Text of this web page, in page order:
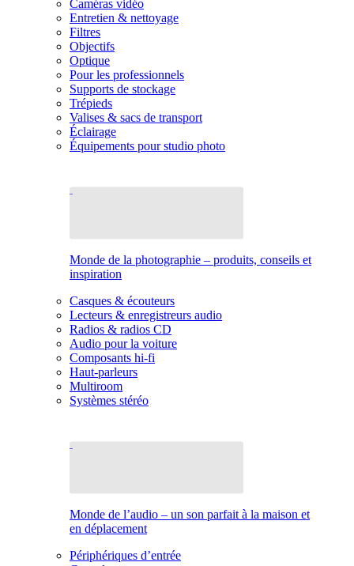
Caméras vidéo
Entretien & nettoyage
Filtres
Objectifs
Optique
Pour les professionnels
Supports de stockage
Trépieds
Valises & sacs de transport
Éclairage
Équipements pour studio photo
Monde de la photographie – produits, conseils et
inspiration
Casques & écouteurs
Lecteurs & enregistreurs audio
Radios & radios CD
Audio pour la voiture
Composants hi-fi
Haut-parleurs
Multiroom
Systèmes stéréo
Monde de l’audio – un son parfait à la maison et
en déplacement
Périphériques d’entrée